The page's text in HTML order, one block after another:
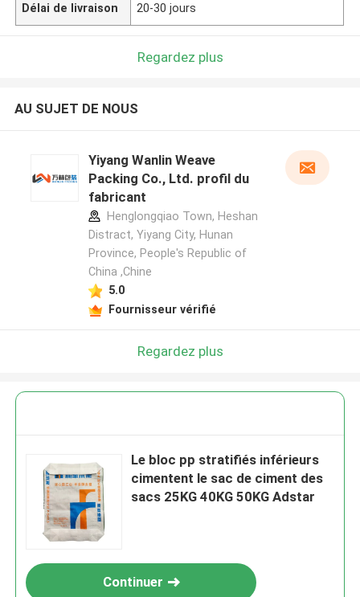
Délai de livraison 20-30 jours
Regardez plus
AU SUJET DE NOUS
Yiyang Wanlin Weave
Packing Co., Ltd. profil du
fabricant
Henglongqiao Town, Heshan
Distract, Yiyang City, Hunan
Province, People's Republic of
China ,Chine
5.0
Fournisseur vérifié
Regardez plus
Le bloc pp stratifiés inférieurs
cimentent le sac de ciment des
sacs 25KG 40KG 50KG Adstar
Continuer